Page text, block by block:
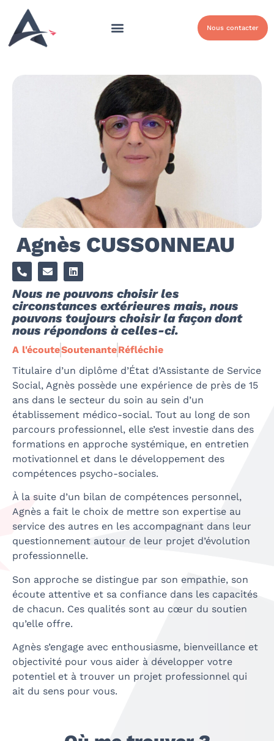
Nous contacter
Agnès CUSSONNEAU
Nous ne pouvons choisir les
circonstances extérieures mais, nous
pouvons toujours choisir la façon dont
nous répondons à celles-ci.
A l'écouteSoutenanteRéfléchie
Titulaire d’un diplôme d’État d’Assistante de Service
Social, Agnès possède une expérience de près de 15
ans dans le secteur du soin au sein d’un
établissement médico-social. Tout au long de son
parcours professionnel, elle s’est investie dans des
formations en approche systémique, en entretien
motivationnel et dans le développement des
compétences psycho-sociales.
À la suite d’un bilan de compétences personnel,
Agnès a fait le choix de mettre son expertise au
service des autres en les accompagnant dans leur
questionnement autour de leur projet d’évolution
professionnelle.
Son approche se distingue par son empathie, son
écoute attentive et sa confiance dans les capacités
de chacun. Ces qualités sont au cœur du soutien
qu’elle offre.
Agnès s’engage avec enthousiasme, bienveillance et
objectivité pour vous aider à développer votre
potentiel et à trouver un projet professionnel qui
ait du sens pour vous.